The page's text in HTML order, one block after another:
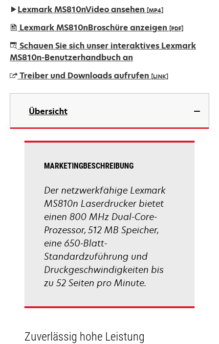
Lexmark MS810nVideo ansehen [MP4]
Lexmark MS810nBroschüre anzeigen [PDF]
wird
in
neuen
Registerkarte
Schauen Sie sich unser interaktives Lexmark
MS810n-Benutzerhandbuch an
Treiber und Downloads aufrufen [LINK]
wird
einer
neuen
Registerkarte
Übersicht
MARKETINGBESCHREIBUNG
Der netzwerkfähige Lexmark
MS810n Laserdrucker bietet
einen 800 MHz Dual-Core-
Prozessor, 512 MB Speicher,
eine 650-Blatt-
Standardzuführung und
Druckgeschwindigkeiten bis
zu 52 Seiten pro Minute.
Zuverlässig hohe Leistung